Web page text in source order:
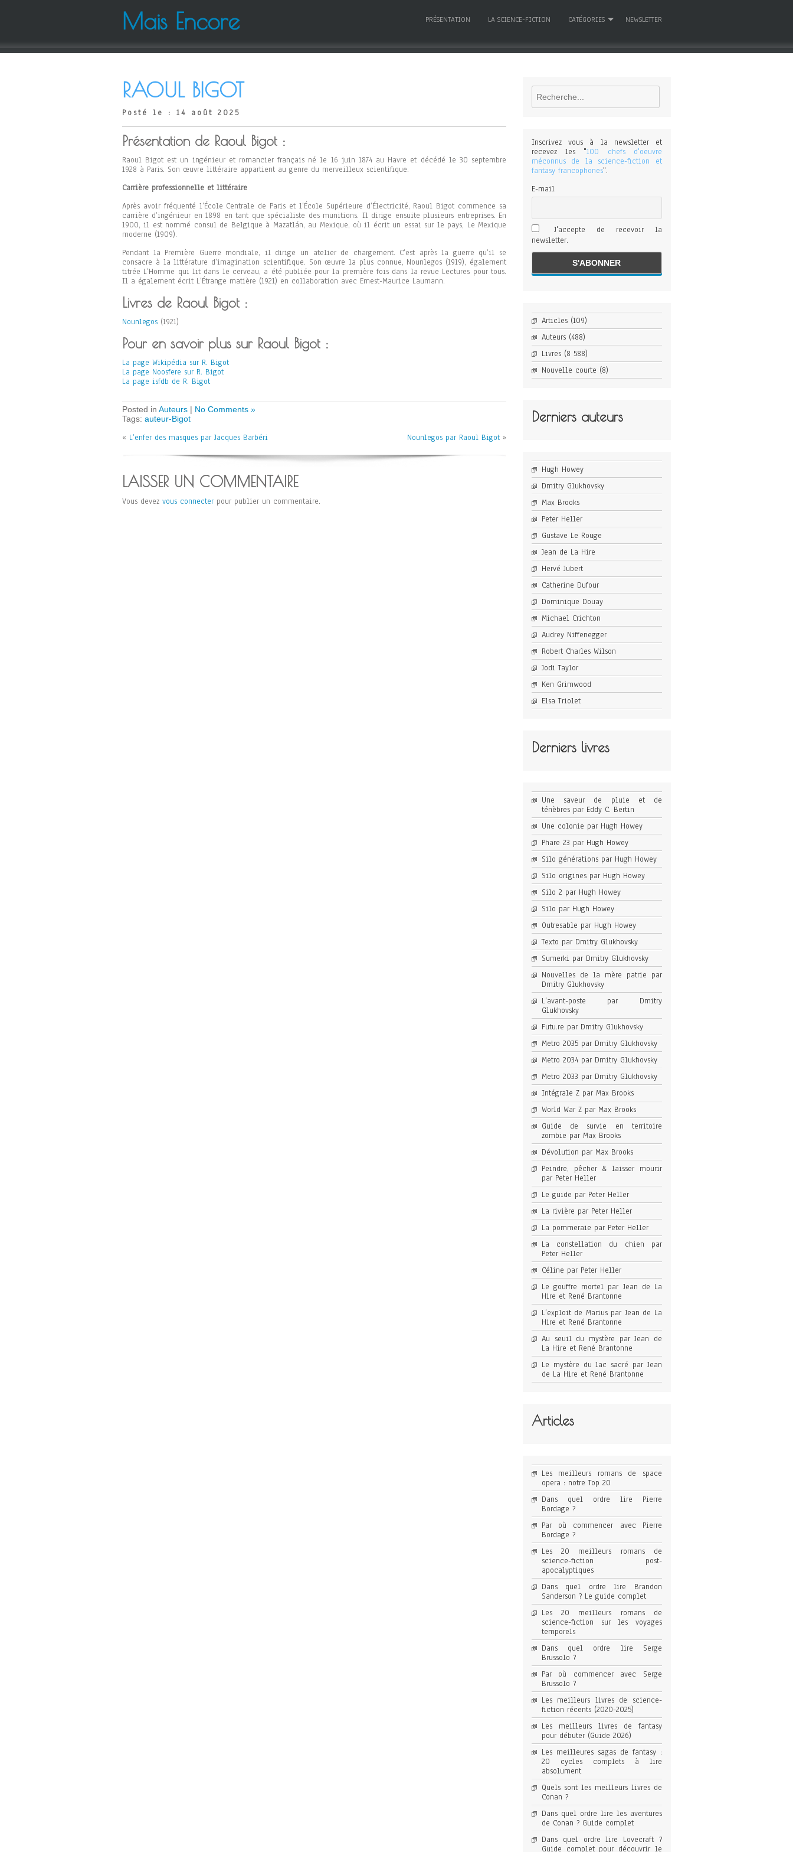
Mais Encore PRÉSENTATION LA SCIENCE-FICTION CATÉGORIES NEWSLETTER
RAOUL BIGOT
Posté le : 14 août 2025
Présentation de Raoul Bigot :
Raoul Bigot est un ingénieur et romancier français né le 16 juin 1874 au Havre et décédé le 30 septembre
1928 à Paris. Son œuvre littéraire appartient au genre du merveilleux scientifique.
Carrière professionnelle et littéraire
Après avoir fréquenté l’École Centrale de Paris et l’École Supérieure d’Électricité, Raoul Bigot commence sa
carrière d’ingénieur en 1898 en tant que spécialiste des munitions. Il dirige ensuite plusieurs entreprises. En
1900, il est nommé consul de Belgique à Mazatlán, au Mexique, où il écrit un essai sur le pays, Le Mexique
moderne (1909).
Pendant la Première Guerre mondiale, il dirige un atelier de chargement. C’est après la guerre qu’il se
consacre à la littérature d’imagination scientifique. Son œuvre la plus connue, Nounlegos (1919), également
titrée L’Homme qui lit dans le cerveau, a été publiée pour la première fois dans la revue Lectures pour tous.
Il a également écrit L’Étrange matière (1921) en collaboration avec Ernest-Maurice Laumann.
Livres de Raoul Bigot :
Nounlegos (1921)
Pour en savoir plus sur Raoul Bigot :
La page Wikipédia sur R. Bigot
La page Noosfere sur R. Bigot
La page isfdb de R. Bigot
Posted in Auteurs | No Comments »
Tags: auteur-Bigot
« L’enfer des masques par Jacques Barbéri Nounlegos par Raoul Bigot »
LAISSER UN COMMENTAIRE
Vous devez vous connecter pour publier un commentaire.
Rechercher
Inscrivez vous à la newsletter et
recevez les "100 chefs d'oeuvre
méconnus de la science-fiction et
fantasy francophones".
E-mail
J'accepte de recevoir la
newsletter.
Articles(109)
Auteurs(488)
Livres(8 588)
Nouvelle courte (8)
Derniers auteurs
Hugh Howey
Dmitry Glukhovsky
Max Brooks
Peter Heller
Gustave Le Rouge
Jean de La Hire
Hervé Jubert
Catherine Dufour
Dominique Douay
Michael Crichton
Audrey Niffenegger
Robert Charles Wilson
Jodi Taylor
Ken Grimwood
Elsa Triolet
Derniers livres
Une saveur de pluie et de
ténèbres par Eddy C. Bertin
Une colonie par Hugh Howey
Phare 23 par Hugh Howey
Silo générations par Hugh Howey
Silo origines par Hugh Howey
Silo 2 par Hugh Howey
Silo par Hugh Howey
Outresable par Hugh Howey
Texto par Dmitry Glukhovsky
Sumerki par Dmitry Glukhovsky
Nouvelles de la mère patrie par
Dmitry Glukhovsky
L’avant-poste par Dmitry
Glukhovsky
Futu.re par Dmitry Glukhovsky
Metro 2035 par Dmitry Glukhovsky
Metro 2034 par Dmitry Glukhovsky
Metro 2033 par Dmitry Glukhovsky
Intégrale Z par Max Brooks
World War Z par Max Brooks
Guide de survie en territoire
zombie par Max Brooks
Dévolution par Max Brooks
Peindre, pêcher & laisser mourir
par Peter Heller
Le guide par Peter Heller
La rivière par Peter Heller
La pommeraie par Peter Heller
La constellation du chien par
Peter Heller
Céline par Peter Heller
Le gouffre mortel par Jean de La
Hire et René Brantonne
L’exploit de Marius par Jean de La
Hire et René Brantonne
Au seuil du mystère par Jean de
La Hire et René Brantonne
Le mystère du lac sacré par Jean
de La Hire et René Brantonne
Articles
Les meilleurs romans de space
opera : notre Top 20
Dans quel ordre lire Pierre
Bordage ?
Par où commencer avec Pierre
Bordage ?
Les 20 meilleurs romans de
science-fiction post-
apocalyptiques
Dans quel ordre lire Brandon
Sanderson ? Le guide complet
Les 20 meilleurs romans de
science-fiction sur les voyages
temporels
Dans quel ordre lire Serge
Brussolo ?
Par où commencer avec Serge
Brussolo ?
Les meilleurs livres de science-
fiction récents (2020-2025)
Les meilleurs livres de fantasy
pour débuter (Guide 2026)
Les meilleures sagas de fantasy :
20 cycles complets à lire
absolument
Quels sont les meilleurs livres de
Conan ?
Dans quel ordre lire les aventures
de Conan ? Guide complet
Dans quel ordre lire Lovecraft ?
Guide complet pour découvrir le